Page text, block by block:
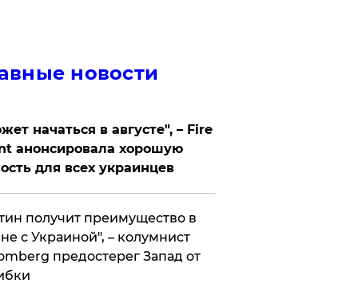
новости
начаться в августе", – Fire
анонсировала хорошую
для всех украинцев
получит преимущество в
с Украиной", – колумнист
предостерег Запад от